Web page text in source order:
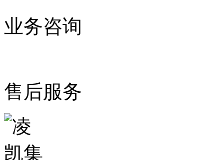
业务咨询
售后服务